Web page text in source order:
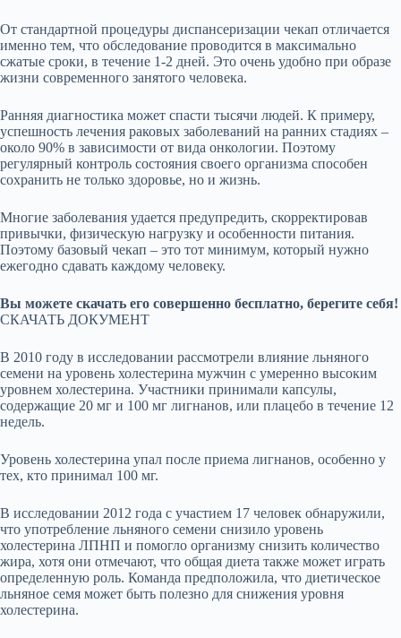
От стандартной процедуры диспансеризации чекап отличается
именно тем, что обследование проводится в максимально
сжатые сроки, в течение 1-2 дней. Это очень удобно при образе
жизни современного занятого человека.
Ранняя диагностика может спасти тысячи людей. К примеру,
успешность лечения раковых заболеваний на ранних стадиях –
около 90% в зависимости от вида онкологии. Поэтому
регулярный контроль состояния своего организма способен
сохранить не только здоровье, но и жизнь.
Многие заболевания удается предупредить, скорректировав
привычки, физическую нагрузку и особенности питания.
Поэтому базовый чекап – это тот минимум, который нужно
ежегодно сдавать каждому человеку.
Вы можете скачать его совершенно бесплатно, берегите себя!
СКАЧАТЬ ДОКУМЕНТ
В 2010 году в исследовании рассмотрели влияние льняного
семени на уровень холестерина мужчин с умеренно высоким
уровнем холестерина. Участники принимали капсулы,
содержащие 20 мг и 100 мг лигнанов, или плацебо в течение 12
недель.
Уровень холестерина упал после приема лигнанов, особенно у
тех, кто принимал 100 мг.
В исследовании 2012 года с участием 17 человек обнаружили,
что употребление льняного семени снизило уровень
холестерина ЛПНП и помогло организму снизить количество
жира, хотя они отмечают, что общая диета также может играть
определенную роль. Команда предположила, что диетическое
льняное семя может быть полезно для снижения уровня
холестерина.